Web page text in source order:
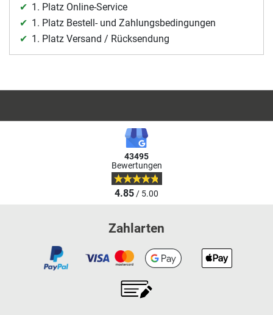
1. Platz Online-Service
1. Platz Bestell- und Zahlungsbedingungen
1. Platz Versand / Rücksendung
43495
Bewertungen
4.85/ 5.00
Zahlarten